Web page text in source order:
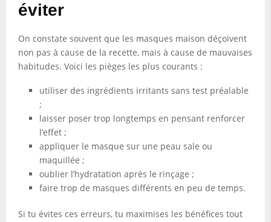
éviter
On constate souvent que les masques maison déçoivent
non pas à cause de la recette, mais à cause de mauvaises
habitudes. Voici les pièges les plus courants :
utiliser des ingrédients irritants sans test préalable
;
laisser poser trop longtemps en pensant renforcer
l’effet ;
appliquer le masque sur une peau sale ou
maquillée ;
oublier l’hydratation après le rinçage ;
faire trop de masques différents en peu de temps.
Si tu évites ces erreurs, tu maximises les bénéfices tout